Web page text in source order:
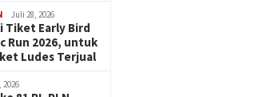
Juli 28, 2026
Tiket Early Bird
Run 2026, untuk
Ludes Terjual
2026